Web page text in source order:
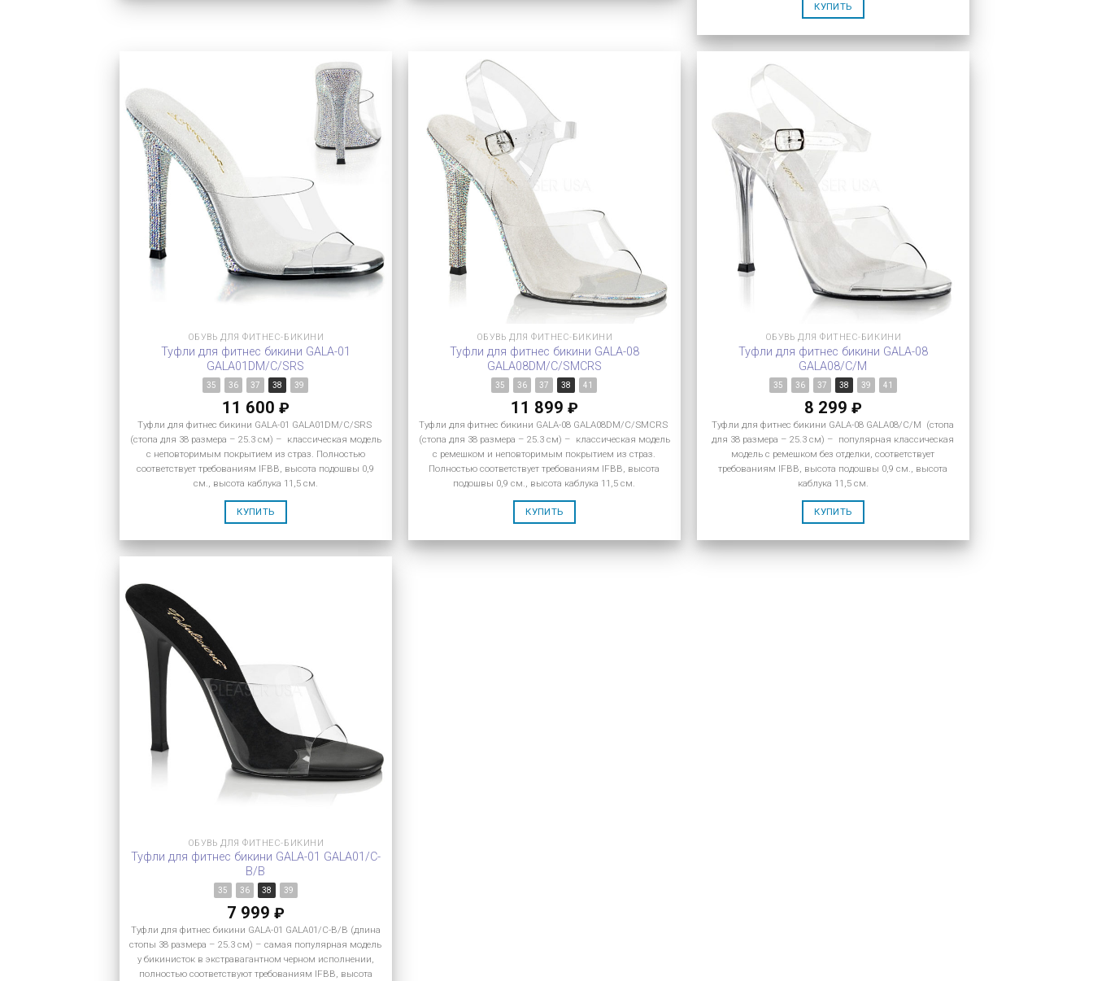
КУПИТЬ
ОБУВЬ ДЛЯ ФИТНЕС-БИКИНИ
Туфли для фитнес бикини GALA-01
GALA01DM/C/SRS
35 36 37 38 39
11 600 ₽
Туфли для фитнес бикини GALA-01 GALA01DM/C/SRS
(стопа для 38 размера – 25.3 см) – классическая модель
с неповторимым покрытием из страз. Полностью
соответствует требованиям IFBB, высота подошвы 0,9
см., высота каблука 11,5 см.
КУПИТЬ
ОБУВЬ ДЛЯ ФИТНЕС-БИКИНИ
Туфли для фитнес бикини GALA-08
GALA08DM/C/SMCRS
35 36 37 38 41
11 899 ₽
Туфли для фитнес бикини GALA-08 GALA08DM/C/SMCRS
(стопа для 38 размера – 25.3 см) – классическая модель
с ремешком и неповторимым покрытием из страз.
Полностью соответствует требованиям IFBB, высота
подошвы 0,9 см., высота каблука 11,5 см.
КУПИТЬ
ОБУВЬ ДЛЯ ФИТНЕС-БИКИНИ
Туфли для фитнес бикини GALA-08
GALA08/C/M
35 36 37 38 39 41
8 299 ₽
Туфли для фитнес бикини GALA-08 GALA08/C/M (стопа
для 38 размера – 25.3 см) – популярная классическая
модель с ремешком без отделки, соответствует
требованиям IFBB, высота подошвы 0,9 см., высота
каблука 11,5 см.
КУПИТЬ
ОБУВЬ ДЛЯ ФИТНЕС-БИКИНИ
Туфли для фитнес бикини GALA-01 GALA01/C-
B/B
35 36 38 39
7 999 ₽
Туфли для фитнес бикини GALA-01 GALA01/C-B/B (длина
стопы 38 размера – 25.3 см) – самая популярная модель
у бикинисток в экстравагантном черном исполнении,
полностью соответствуют требованиям IFBB, высота